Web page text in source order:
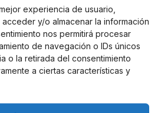
experiencia de usuario,
y/o almacenar la información
nos permitirá procesar
de navegación o IDs únicos
o la retirada del consentimiento
a ciertas características y
Sánchez